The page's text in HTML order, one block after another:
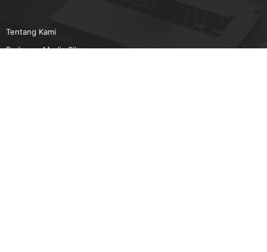
Tentang Kami
Pedoman Media Siber